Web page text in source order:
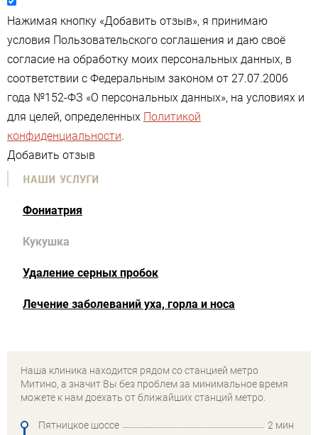
Нажимая кнопку «Добавить отзыв», я принимаю
условия Пользовательского соглашения и даю своё
согласие на обработку моих персональных данных, в
соответствии с Федеральным законом от 27.07.2006
года №152-ФЗ «О персональных данных», на условиях и
для целей, определенных Политикой
конфиденциальности.
Добавить отзыв
НАШИ УСЛУГИ
Фониатрия
Кукушка
Удаление серных пробок
Лечение заболеваний уха, горла и носа
Наша клиника находится рядом со станцией метро
Митино, а значит Вы без проблем за минимальное время
можете к нам доехать от ближайших станций метро.
Пятницкое шоссе
2 мин